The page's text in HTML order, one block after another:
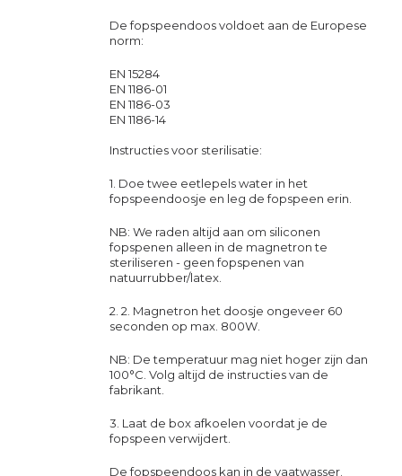
De fopspeendoos voldoet aan de Europese
norm:
EN 15284
EN 1186-01
EN 1186-03
EN 1186-14
Instructies voor sterilisatie:
1. Doe twee eetlepels water in het
fopspeendoosje en leg de fopspeen erin.
NB: We raden altijd aan om siliconen
fopspenen alleen in de magnetron te
steriliseren - geen fopspenen van
natuurrubber/latex.
2. 2. Magnetron het doosje ongeveer 60
seconden op max. 800W.
NB: De temperatuur mag niet hoger zijn dan
100°C. Volg altijd de instructies van de
fabrikant.
3. Laat de box afkoelen voordat je de
fopspeen verwijdert.
De fopspeendoos kan in de vaatwasser.